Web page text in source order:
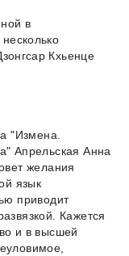
в
Кхьенце
"Измена.
Апрельская Анна
желания
язык
приводит
Кажется
и в высшей